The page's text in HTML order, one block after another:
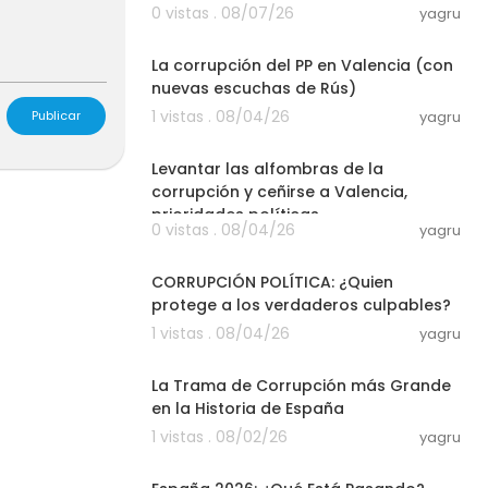
0 vistas . 08/07/26 yagru
La corrupción del PP en Valencia (con
nuevas escuchas de Rús)
1 vistas . 08/04/26
yagru
Levantar las alfombras de la
corrupción y ceñirse a Valencia,
prioridades políticas
0 vistas . 08/04/26 yagru
CORRUPCIÓN POLÍTICA: ¿Quien
protege a los verdaderos culpables?
1 vistas . 08/04/26
yagru
La Trama de Corrupción más Grande
en la Historia de España
1 vistas . 08/02/26
yagru
Publicar